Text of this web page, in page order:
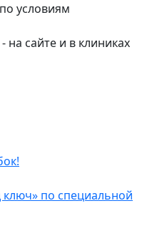
условиям
на сайте и в клиниках
ключ» по специальной